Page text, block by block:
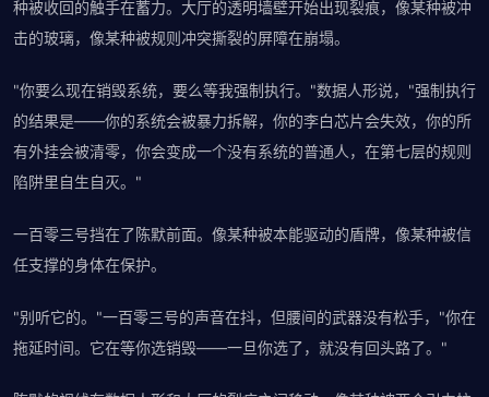
种被收回的触手在蓄力。大厅的透明墙壁开始出现裂痕，像某种被冲
击的玻璃，像某种被规则冲突撕裂的屏障在崩塌。
"你要么现在销毁系统，要么等我强制执行。"数据人形说，"强制执行
的结果是——你的系统会被暴力拆解，你的李白芯片会失效，你的所
有外挂会被清零，你会变成一个没有系统的普通人，在第七层的规则
陷阱里自生自灭。"
一百零三号挡在了陈默前面。像某种被本能驱动的盾牌，像某种被信
任支撑的身体在保护。
"别听它的。"一百零三号的声音在抖，但腰间的武器没有松手，"你在
拖延时间。它在等你选销毁——一旦你选了，就没有回头路了。"